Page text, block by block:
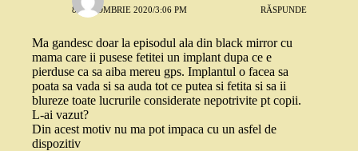
8 OCTOMBRIE 2020/3:06 PM RĂSPUNDE
Ma gandesc doar la episodul ala din black mirror cu
mama care ii pusese fetitei un implant dupa ce e
pierduse ca sa aiba mereu gps. Implantul o facea sa
poata sa vada si sa auda tot ce putea si fetita si sa ii
blureze toate lucrurile considerate nepotrivite pt copii.
L-ai vazut?
Din acest motiv nu ma pot impaca cu un asfel de
dispozitiv